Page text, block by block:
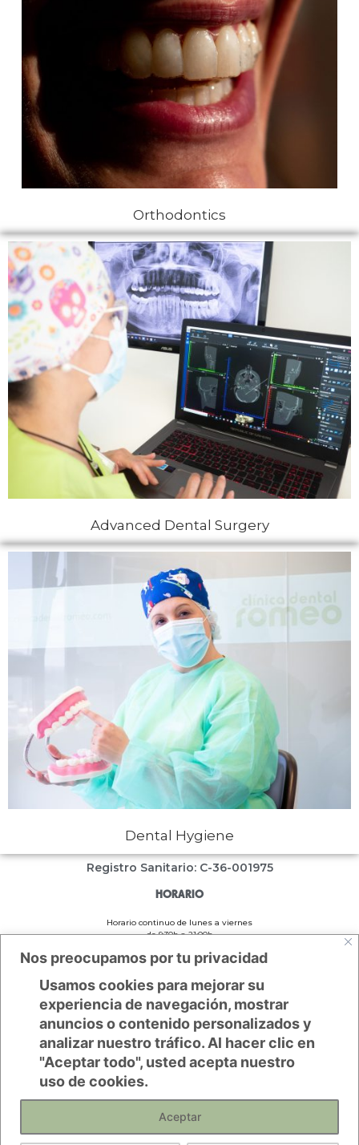
Nos preocupamos por tu privacidad
Usamos cookies para mejorar su
experiencia de navegación, mostrar
anuncios o contenido personalizados y
analizar nuestro tráfico. Al hacer clic en
"Aceptar todo", usted acepta nuestro
uso de cookies.
Aceptar
Orthodontics
Advanced Dental Surgery
Dental Hygiene
Registro Sanitario: C-36-001975
HORARIO
Horario continuo de lunes a viernes
de 9:30h a 21:00h
ENLACES DE INTERÉS
Política de Privacidad
Política de cookies
Aviso legal
Accesibilidad
DÓNDE ENCONTRARNOS
Ctra. de Camposancos, 152 36330, Vigo (Pontevedra)